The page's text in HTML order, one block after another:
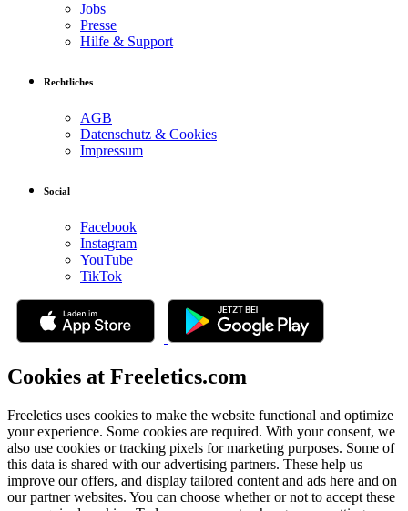
Jobs
Presse
Hilfe & Support
Rechtliches
AGB
Datenschutz & Cookies
Impressum
Social
Facebook
Instagram
YouTube
TikTok
Cookies at Freeletics.com
Freeletics uses cookies to make the website functional and optimize
your experience. Some cookies are required. With your consent, we
also use cookies or tracking pixels for marketing purposes. Some of
this data is shared with our advertising partners. These help us
improve our offers, and display tailored content and ads here and on
our partner websites. You can choose whether or not to accept these